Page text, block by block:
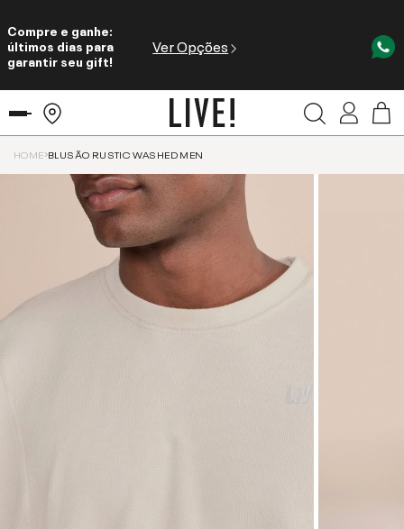
Compre e ganhe:
últimos dias para
garantir seu gift!
Ver Opções
HOME BLUSÃO RUSTIC WASHED MEN